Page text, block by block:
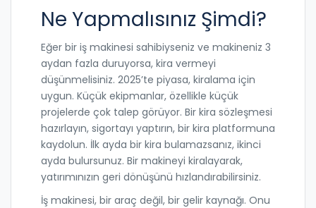
Ne Yapmalısınız Şimdi?
Eğer bir iş makinesi sahibiyseniz ve makineniz 3
aydan fazla duruyorsa, kira vermeyi
düşünmelisiniz. 2025’te piyasa, kiralama için
uygun. Küçük ekipmanlar, özellikle küçük
projelerde çok talep görüyor. Bir kira sözleşmesi
hazırlayın, sigortayı yaptırın, bir kira platformuna
kaydolun. İlk ayda bir kira bulamazsanız, ikinci
ayda bulursunuz. Bir makineyi kiralayarak,
yatırımınızın geri dönüşünü hızlandırabilirsiniz.
İş makinesi, bir araç değil, bir gelir kaynağı. Onu